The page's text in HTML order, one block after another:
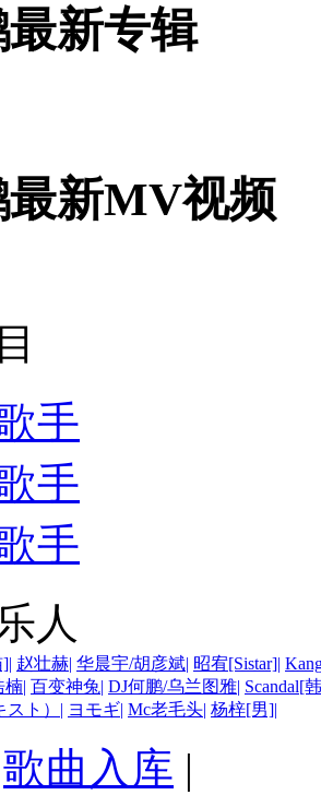
新专辑
新MV视频
手
手
手
人
]| 赵壮赫| 华晨宇/胡彦斌| 昭宥[Sistar]|
楠| 百变神兔| DJ何鹏/乌兰图雅| Scandal[
ト） | ヨモギ| Mc老毛头| 杨梓[男]|
歌曲入库 |